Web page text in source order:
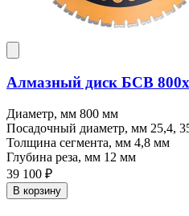
Алмазный диск БСВ
Диаметр, мм 800 мм
Посадочный диаметр, мм 25,4,
Толщина сегмента, мм 4,8 мм
Глубина реза, мм 12 мм
39 100 ₽
В корзину